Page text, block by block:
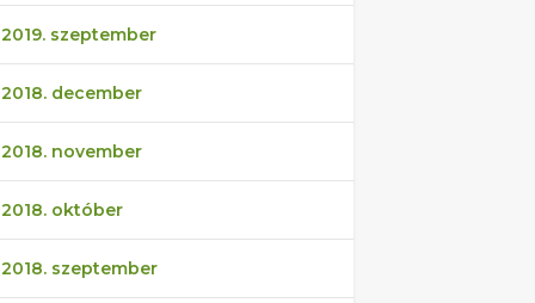
2019. szeptember
2018. december
2018. november
2018. október
2018. szeptember